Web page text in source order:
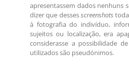
apresentassem dados nenhuns
dizer que dessesscreenshots
à fotografia do indivíduo,
sujeitos ou localização, era
considerasse a possibilidade
utilizados são pseudónimos.